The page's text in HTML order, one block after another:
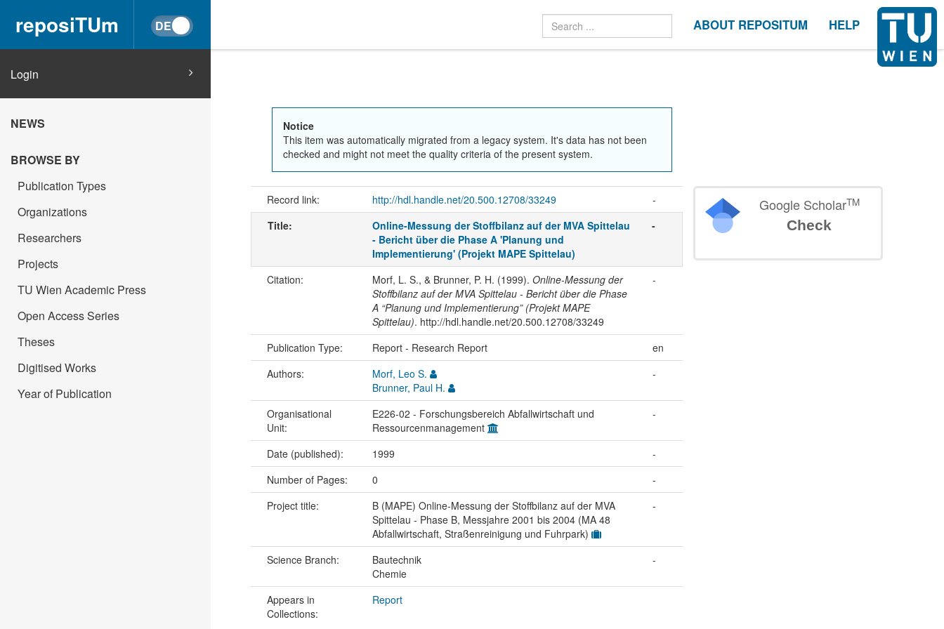
reposiTUm ABOUT REPOSITUM HELP
Login
NEWS
BROWSE BY
Publication Types
Organizations
Researchers
Projects
TU Wien Academic Press
Open Access Series
Theses
Digitised Works
Year of Publication
Notice
This item was automatically migrated from a legacy system. It's data has not been
checked and might not meet the quality criteria of the present system.
Record link: http://hdl.handle.net/20.500.12708/33249
-
Title:
Online-Messung der Stoffbilanz auf der MVA Spittelau
- Bericht über die Phase A 'Planung und
Implementierung' (Projekt MAPE Spittelau)
-
Citation: Morf, L. S., & Brunner, P. H. (1999). Online-Messung der
Stoffbilanz auf der MVA Spittelau - Bericht über die Phase
A “Planung und Implementierung” (Projekt MAPE
Spittelau). http://hdl.handle.net/20.500.12708/33249
-
Publication Type: Report - Research Report
en
Authors:
Morf, Leo S.
Brunner, Paul H.
-
Organisational
Unit:
E226-02 - Forschungsbereich Abfallwirtschaft und
Ressourcenmanagement
-
Date (published): 1999
-
Number of Pages:
0
-
Project title:
B (MAPE) Online-Messung der Stoffbilanz auf der MVA
Spittelau - Phase B, Messjahre 2001 bis 2004 (MA 48
Abfallwirtschaft, Straßenreinigung und Fuhrpark)
-
Science Branch:
Bautechnik
Chemie
-
Appears in
Collections:
Report
Google ScholarTM
Check